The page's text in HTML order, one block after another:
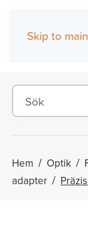
Skip to
Hem Optik
adapter